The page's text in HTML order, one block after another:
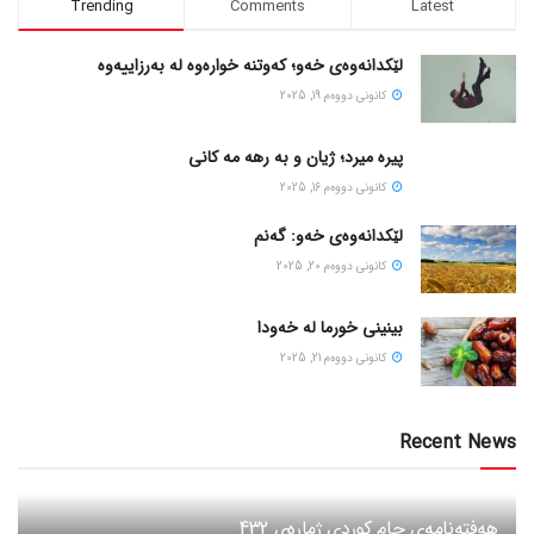
Trending Comments Latest
لێکدانەوەی خەو؛ کەوتنە خوارەوە لە بەرزاییەوە
كانونی دووه‌م 19, 2025
پیره میرد؛ ژیان و به رهه مه کانی
كانونی دووه‌م 16, 2025
لێکدانەوەی خەو: گەنم
كانونی دووه‌م 20, 2025
بینینی خورما لە خەودا
كانونی دووه‌م 21, 2025
Recent News